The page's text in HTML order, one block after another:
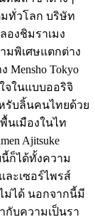
มทั่วโลก บริษัท
องชิมราเมง
มพิเศษแตกต่าง
Tokyo
จในแบบออริจิ
รับลิ้นคนไทยด้วย
นเมืองในไท
Ajitsuke
นี้ก็ได้ทั้งความ
ะเซอร์ไพรส์
ม่ได้ นอกจากนี้มี
กับความเป็นรา